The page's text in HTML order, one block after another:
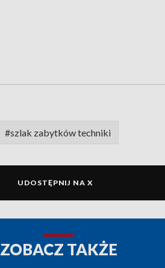
#szlak zabytków techniki
UDOSTĘPNIJ NA X
ZOBACZ TAKŻE